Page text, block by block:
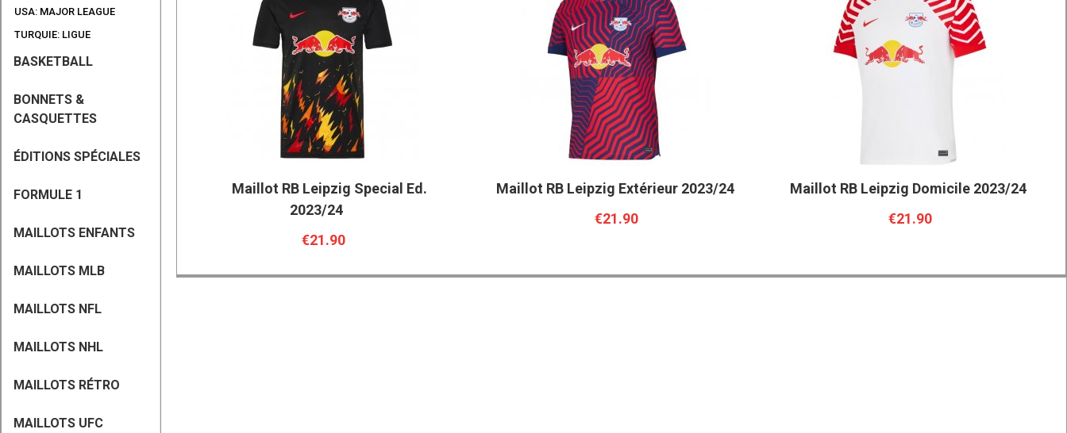
USA: MAJOR LEAGUE
TURQUIE: LIGUE
BASKETBALL
BONNETS &
CASQUETTES
ÉDITIONS SPÉCIALES
FORMULE 1
MAILLOTS ENFANTS
MAILLOTS MLB
MAILLOTS NFL
MAILLOTS NHL
MAILLOTS RÉTRO
MAILLOTS UFC
Maillot RB Leipzig Special Ed.
2023/24
€21.90
Maillot RB Leipzig Extérieur 2023/24
€21.90
Maillot RB Leipzig Domicile 2023/24
€21.90